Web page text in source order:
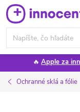
Prejsť
na
obsah
🔥 Apple za
Ochranné sklá a fólie